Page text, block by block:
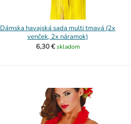
Dámska havajská sada multi tmavá (2x
venček, 2x náramok)
6,30 € skladom